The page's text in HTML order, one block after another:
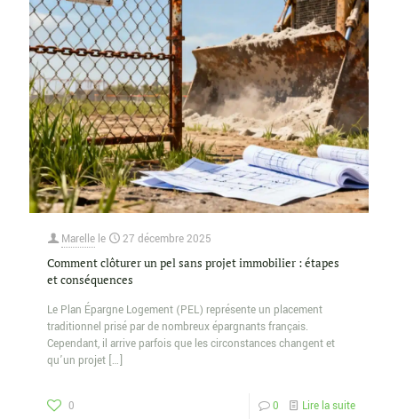
Marelle le 27 décembre 2025
Comment clôturer un pel sans projet immobilier : étapes
et conséquences
Le Plan Épargne Logement (PEL) représente un placement
traditionnel prisé par de nombreux épargnants français.
Cependant, il arrive parfois que les circonstances changent et
qu’un projet […]
0 0 Lire la suite